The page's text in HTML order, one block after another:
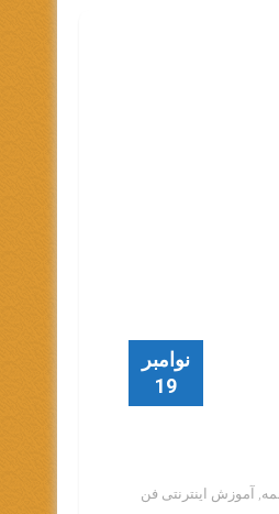
نوامبر
19
, آموزش اینترنتی فن